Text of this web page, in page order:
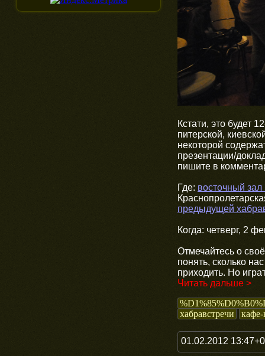
Кстати, это будет
питерской,
некоторой
презентации/
пишите в
Где: восточный
предыдущей
Когда: четверг, 2
Отмечайтесь о
понять, сколько
приходить. Но
Читать дальше >
хабравстречи
кафе-
01.02.2012